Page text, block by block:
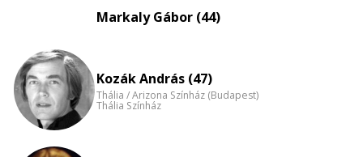
eloszlás
Markaly Gábor (44)
Kozák András (47)
Thália / Arizona Színház (Budapest)
Thália Színház